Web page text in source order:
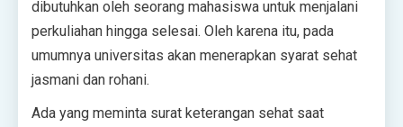
dibutuhkan oleh seorang mahasiswa untuk menjalani
perkuliahan hingga selesai. Oleh karena itu, pada
umumnya universitas akan menerapkan syarat sehat
jasmani dan rohani.
Ada yang meminta surat keterangan sehat saat